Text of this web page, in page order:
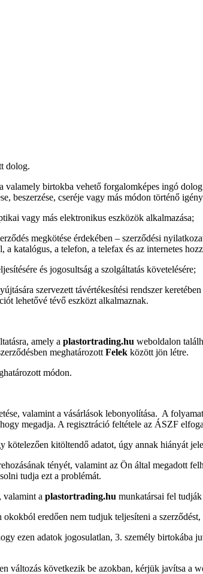
dolog.
birtokba vehető forgalomképes ingó
beszerzése, cseréje vagy más módon történő
vagy más elektronikus eszközök alkalmazása;
megkötése érdekében – szerződési
katalógus, a telefon, a telefax és az internetes
és jogosultság a szolgáltatás követelésére;
szervezett távértékesítési rendszer
lehetővé tévő eszközt alkalmaznak.
amely a plastortrading.hu weboldalon
meghatározott Felek között jön létre.
módon.
valamint a vásárlások lebonyolítása. A
megadja. A regisztráció feltétele az ÁSZF
kötelezően kitöltendő adatot, úgy annak hiányát
tényét, valamint az Ön által megadott
tudja ezt a problémát.
valamint a plastortrading.hu munkatársai fel
eredően nem tudjuk teljesíteni a
ezen adatok jogosulatlan, 3. személy birtokába
változás következik be azokban, kérjük javítsa a